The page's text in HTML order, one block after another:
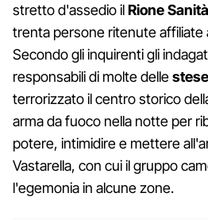
stretto d'assedio ilRione Sanità
trenta persone ritenute affiliate
Secondo gli inquirenti gli
responsabili di molte dellestese
terrorizzato il centro storico
arma da fuoco nella notte per
potere, intimidire e mettere
Vastarella, con cui il gruppo
l'egemonia in alcune zone.